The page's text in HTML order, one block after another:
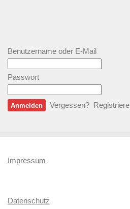
Benutzername oder E-Mail
Passwort
Vergessen?
Impressum
Datenschutz